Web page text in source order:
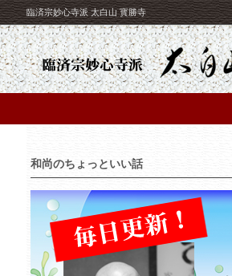
臨済宗妙心寺派 太白山 寳勝寺
和尚のちょっといい話